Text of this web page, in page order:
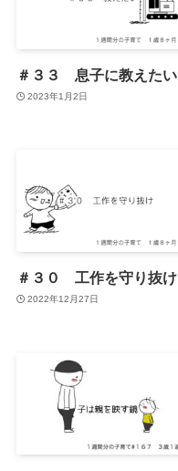
＃３３ 息子に教えたい
2023年1月2日
＃３０ 工作を守り抜け
2022年12月27日